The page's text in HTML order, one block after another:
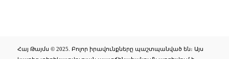
Հայ Թայմս © 2025. Բոլոր իրավունքները պաշտպանված են։ Այս